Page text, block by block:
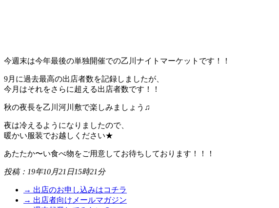
今週末は今年最後の単独開催での乙川ナイトマーケットです！！
9月に過去最高の出店者数を記録しましたが、
今月はそれをさらに超える出店者数です！！
秋の夜長を乙川河川敷で楽しみましょう♫
夜は冷えるようになりましたので、
暖かい服装でお越しください★
あたたか〜い食べ物をご用意してお待ちしております！！！
投稿：19年10月21日15時21分
→ 出店のお申し込みはコチラ
→ 出店者向けメールマガジン